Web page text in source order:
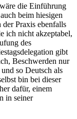
die Einführung
beim hiesigen
Praxis ebenfalls
ich nicht akzeptabel,
des
gibt
Beschwerden nur
so Deutsch als
bin bei dieser
dafür, einem
in seiner